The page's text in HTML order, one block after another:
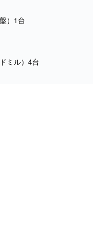
）1台
ミル）4台